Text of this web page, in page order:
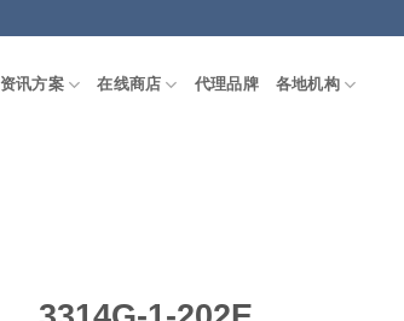
资讯方案 在线商店 代理品牌 各地机构